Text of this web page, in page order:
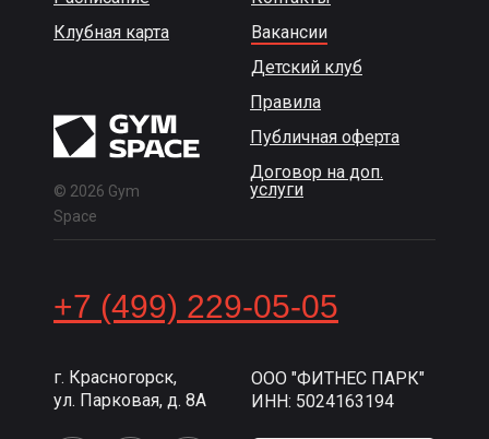
© 2026 Gym
Space
г. Красногорск,
ул. Парковая, д. 8А
+7 (499) 229-05-05
Правила
Договор на доп.
услуги
Публичная оферта
Клубная карта
Вакансии
Детский клуб
ООО "ФИТНЕС ПАРК"
ИНН: 5024163194